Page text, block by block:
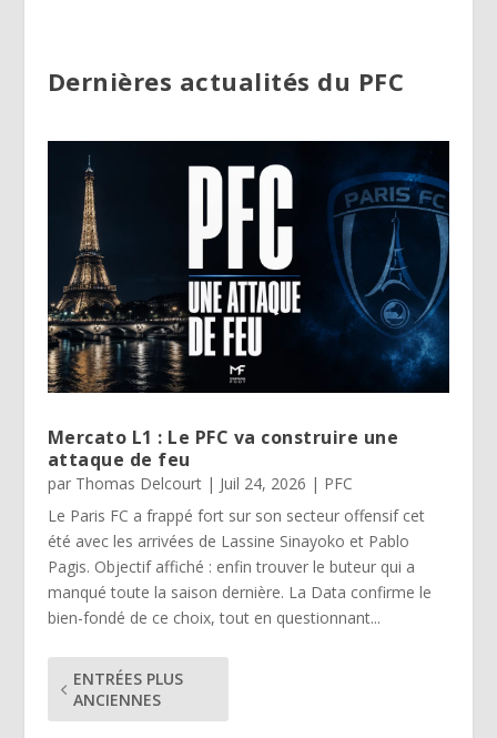
Dernières actualités du PFC
Mercato L1 : Le PFC va construire une
attaque de feu
par Thomas Delcourt| Juil 24, 2026 | PFC
Le Paris FC a frappé fort sur son secteur offensif cet
été avec les arrivées de Lassine Sinayoko et Pablo
Pagis. Objectif affiché : enfin trouver le buteur qui a
manqué toute la saison dernière. La Data confirme le
bien-fondé de ce choix, tout en questionnant...
ENTRÉES PLUS
ANCIENNES